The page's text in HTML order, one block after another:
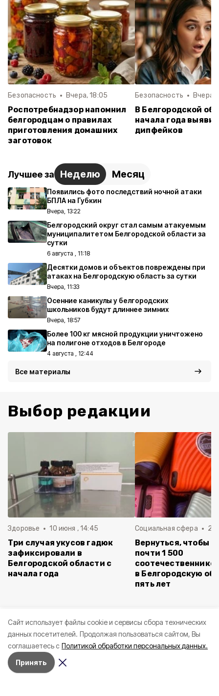
Cайт использует файлы cookie и сервисы сбора технических
данных посетителей. Продолжая пользоваться сайтом, Вы
соглашаетесь с Политикой обработки персональных данных.
Принять
Безопасность Вчера, 18:05
Роспотребнадзор напомнил
белгородцам о правилах
приготовления домашних
заготовок
Безопасность Вчера,
В Белгородской
начала года
дипфейков
Лучшее за Неделю Месяц
Появились фото последствий ночной атаки
БПЛА на Губкин
Вчера, 13:22
Белгородский округ стал самым атакуемым
муниципалитетом Белгородской области за
сутки
6 августа , 11:18
Десятки домов и объектов повреждены при
атаках на Белгородскую область за сутки
Вчера, 11:33
Осенние каникулы у белгородских
школьников будут длиннее зимних
Вчера, 18:57
Более 100 кг мясной продукции уничтожено
на полигоне отходов в Белгороде
4 августа , 12:44
Все материалы
Выбор редакции
Здоровье 10 июня , 14:45
Три случая укусов гадюк
зафиксировали в
Белгородской области с
начала года
Социальная сфера 20
Вернуться, чтобы
почти 1 500
в Белгородскую
пять лет